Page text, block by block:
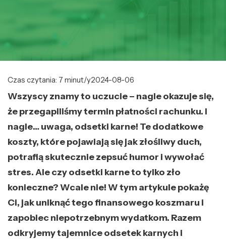
Czas czytania: 7 minut/y2024-08-06
Wszyscy znamy to uczucie – nagle okazuje się,
że przegapiliśmy termin płatności rachunku. I
nagle… uwaga, odsetki karne! Te dodatkowe
koszty, które pojawiają się jak złośliwy duch,
potrafią skutecznie zepsuć humor i wywołać
stres. Ale czy odsetki karne to tylko zło
konieczne? Wcale nie! W tym artykule pokażę
Ci, jak uniknąć tego finansowego koszmaru i
zapobiec niepotrzebnym wydatkom. Razem
odkryjemy tajemnice odsetek karnych i